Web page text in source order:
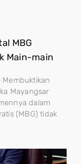
MBG
Main-main
Membuktikan
Mayangsar
dalam
(MBG) tidak